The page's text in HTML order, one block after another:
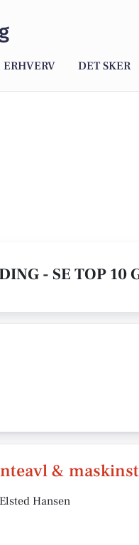
ERHVERV DET SKER
- SE TOP 10
&
Hansen